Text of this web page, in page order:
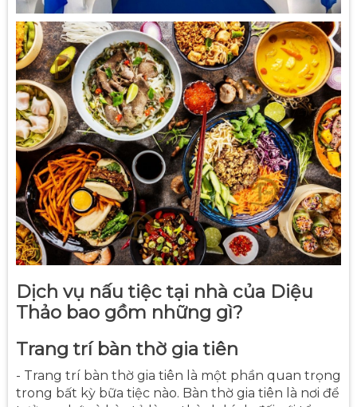
Dịch vụ nấu tiệc tại nhà của Diệu
Thảo bao gồm những gì?
Trang trí bàn thờ gia tiên
- Trang trí bàn thờ gia tiên là một phần quan trọng
trong bất kỳ bữa tiệc nào. Bàn thờ gia tiên là nơi để